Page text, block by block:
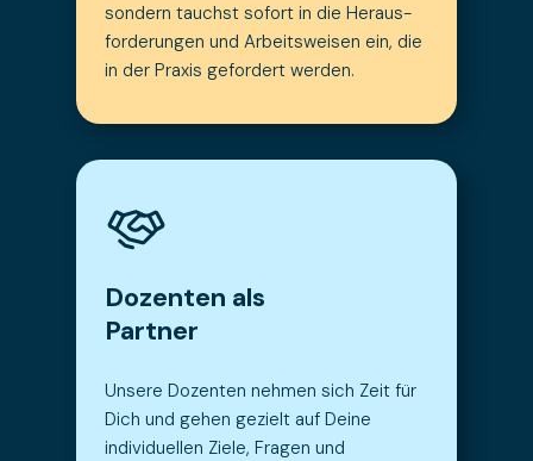
Unsere Dozenten nehmen sich Zeit für
Dich und gehen gezielt auf Deine
individuellen Ziele, Fragen und
Dozenten als
Partner
sondern tauchst sofort in die Heraus-
forderungen und Arbeitsweisen ein, die
in der Praxis gefordert werden.